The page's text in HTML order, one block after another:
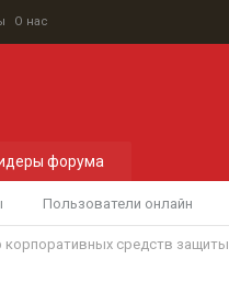
О нас
Пользователи онлайн
форума
корпоративных средств защиты